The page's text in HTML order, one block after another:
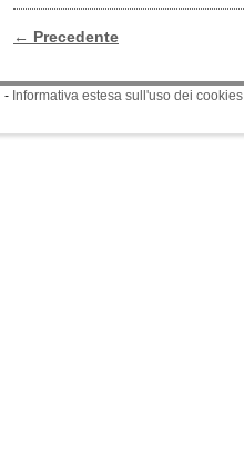
Navigazione Articoli
← Precedente
- Informativa estesa sull'uso dei cookies